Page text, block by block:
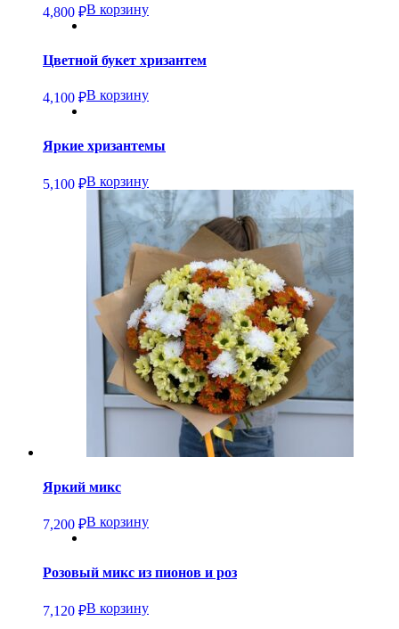
4,800 ₽В корзину
Цветной букет хризантем
4,100 ₽В корзину
Яркие хризантемы
5,100 ₽В корзину
Яркий микс
7,200 ₽В корзину
Розовый микс из пионов и роз
7,120 ₽В корзину